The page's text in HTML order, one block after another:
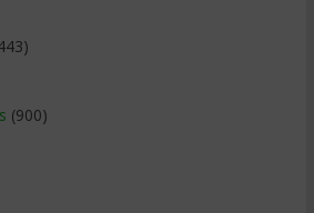
(900)